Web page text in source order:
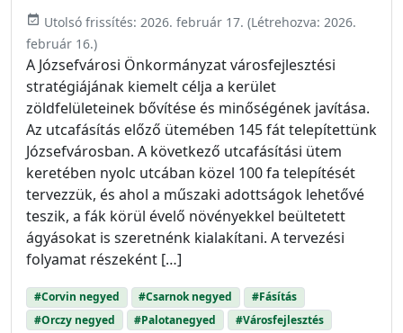
event_available Utolsó frissítés: 2026. február 17. (Létrehozva: 2026.
február 16.)
A Józsefvárosi Önkormányzat városfejlesztési
stratégiájának kiemelt célja a kerület
zöldfelületeinek bővítése és minőségének javítása.
Az utcafásítás előző ütemében 145 fát telepítettünk
Józsefvárosban. A következő utcafásítási ütem
keretében nyolc utcában közel 100 fa telepítését
tervezzük, és ahol a műszaki adottságok lehetővé
teszik, a fák körül évelő növényekkel beültetett
ágyásokat is szeretnénk kialakítani. A tervezési
folyamat részeként […]
#Corvin negyed #Csarnok negyed
#Fásítás
#Orczy negyed
#Palotanegyed
#Városfejlesztés